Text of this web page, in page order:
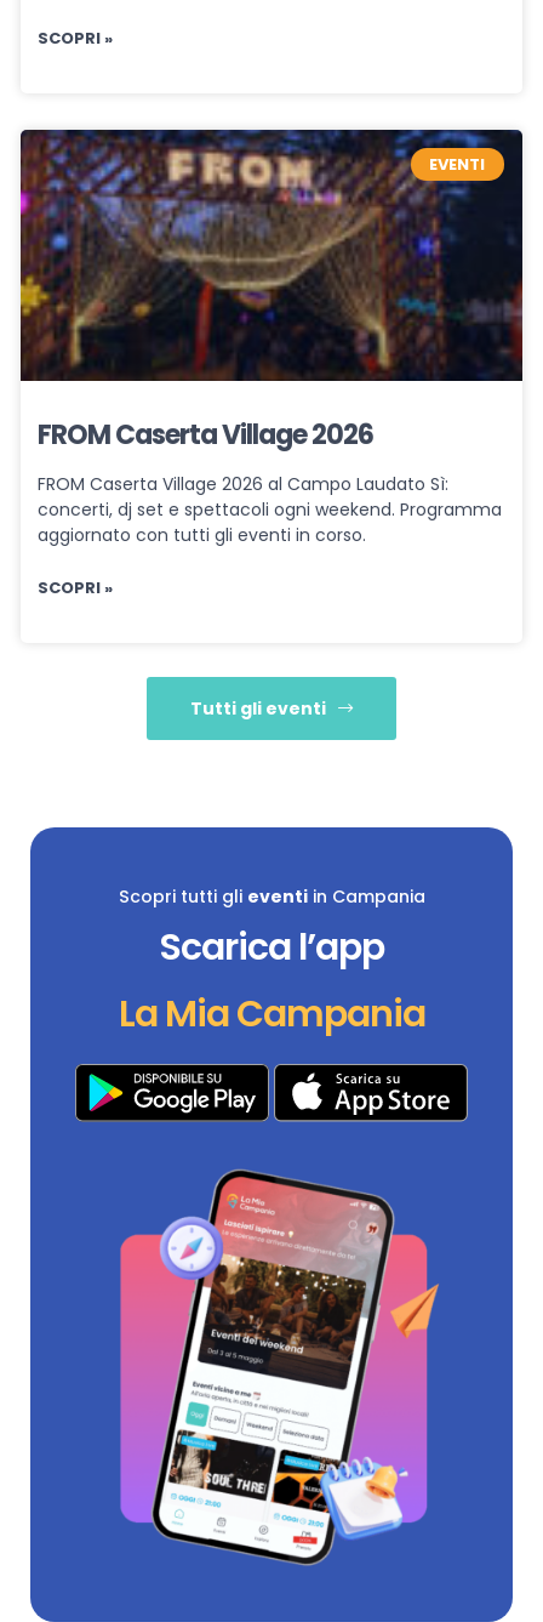
SCOPRI »
EVENTI
FROM Caserta Village 2026
FROM Caserta Village 2026 al Campo Laudato Sì:
concerti, dj set e spettacoli ogni weekend. Programma
aggiornato con tutti gli eventi in corso.
SCOPRI »
Tutti gli eventi
Scopri tutti gli eventiin Campania
Scarica l’app
La Mia Campania